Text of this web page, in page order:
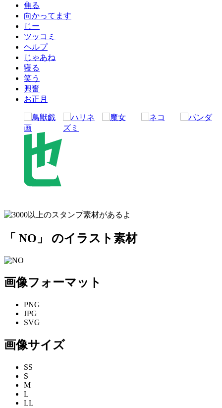
焦る
向かってます
じー
ツッコミ
ヘルプ
じゃあね
寝る
笑う
興奮
お正月
「 NO」 のイラスト素材
画像フォーマット
PNG
JPG
SVG
画像サイズ
SS
S
M
L
LL